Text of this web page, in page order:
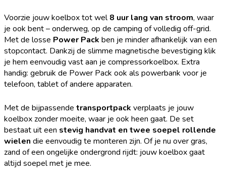
Voorzie jouw koelbox tot wel8 uur lang van stroom, waar
je ook bent – onderweg, op de camping of volledig off-grid.
Met de losse Power Pack ben je minder afhankelijk van een
stopcontact. Dankzij de slimme magnetische bevestiging klik
je hem eenvoudig vast aan je compressorkoelbox. Extra
handig: gebruik de Power Pack ook als powerbank voor je
telefoon, tablet of andere apparaten.
Met de bijpassende transportpack verplaats je jouw
koelbox zonder moeite, waar je ook heen gaat. De set
bestaat uit een stevig handvat en twee soepel rollende
wielen die eenvoudig te monteren zijn. Of je nu over gras,
zand of een ongelijke ondergrond rijdt: jouw koelbox gaat
altijd soepel met je mee.